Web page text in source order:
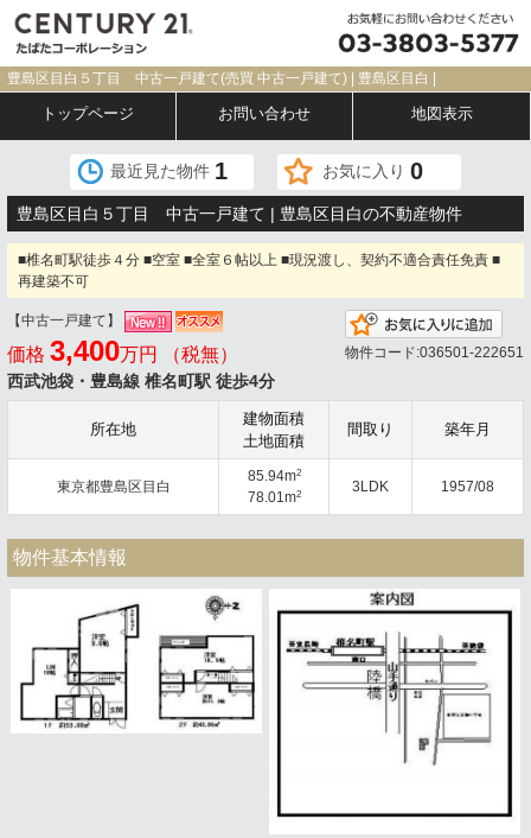
豊島区目白５丁目 中古一戸建て(売買 中古一戸建て) | 豊島区目白 |
トップページ お問い合わせ 地図表示
最近見た物件 1 お気に入り 0
豊島区目白５丁目 中古一戸建て | 豊島区目白の不動産物件
■椎名町駅徒歩４分 ■空室 ■全室６帖以上 ■現況渡し、契約不適合責任免責 ■
再建築不可
【中古一戸建て】
価格 3,400万円 （税無）
西武池袋・豊島線 椎名町駅 徒歩4分
物件コード:036501-222651
所在地
建物面積
土地面積
間取り 築年月
東京都豊島区目白
85.94m2
78.01m2 3LDK 1957/08
物件基本情報